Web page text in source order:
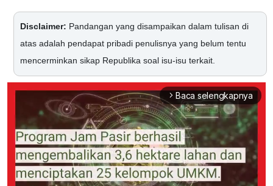
Disclaimer: Pandangan yang disampaikan dalam tulisan di
atas adalah pendapat pribadi penulisnya yang belum tentu
mencerminkan sikap Republika soal isu-isu terkait.
arrow_forward_ios Baca selengkapnya